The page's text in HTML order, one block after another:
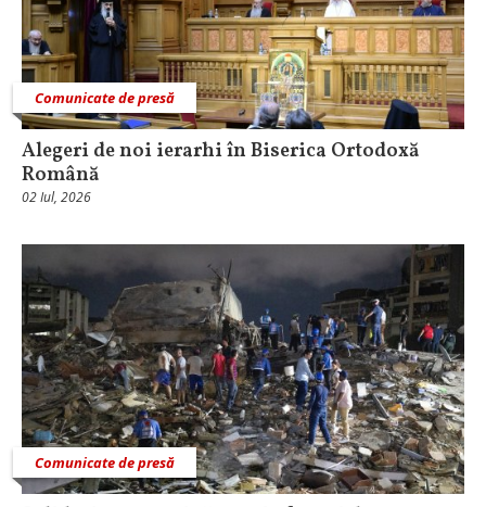
Comunicate de presă
Alegeri de noi ierarhi în Biserica Ortodoxă
Română
02 Iul, 2026
Comunicate de presă